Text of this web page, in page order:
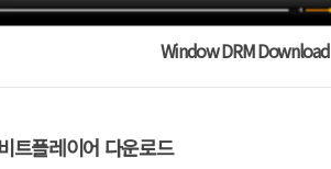
Window DRM Download
트플레이어 다운로드